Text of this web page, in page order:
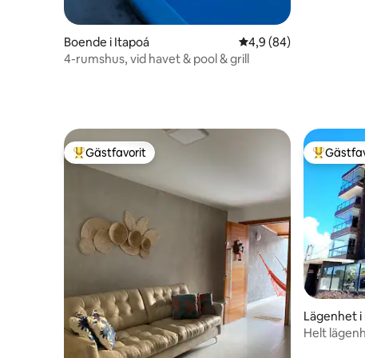
Boende i Itapoá 4,9 av 5 i
4,9 (84)
4-rumshus, vid havet & pool & grill
Populär gästfavorit
Gästfavorit Populär
Lägenhet i
Helt